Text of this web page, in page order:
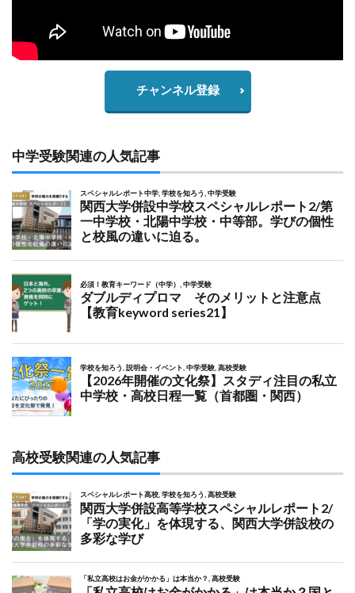
チャンネル登録
中学受験関連の人気記事
高校受験関連の人気記事